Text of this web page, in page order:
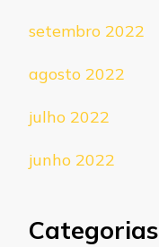
setembro 2022
agosto 2022
julho 2022
junho 2022
Categorias